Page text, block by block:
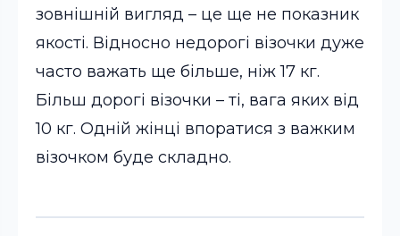
зовнішній вигляд – це ще не показник
якості. Відносно недорогі візочки дуже
часто важать ще більше, ніж 17 кг.
Більш дорогі візочки – ті, вага яких від
10 кг. Одній жінці впоратися з важким
візочком буде складно.